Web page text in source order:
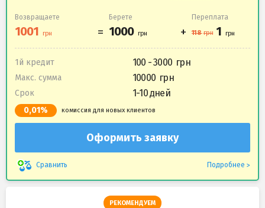
Возвращаете Берете Переплата
1й кредит 100 - 3000
Макс. сумма 10000
Срок 1-10 дней
0,01% комиссия для новых клиентов
Оформить заявку
Сравнить Подробнее
РЕКОМЕНДУЕМ